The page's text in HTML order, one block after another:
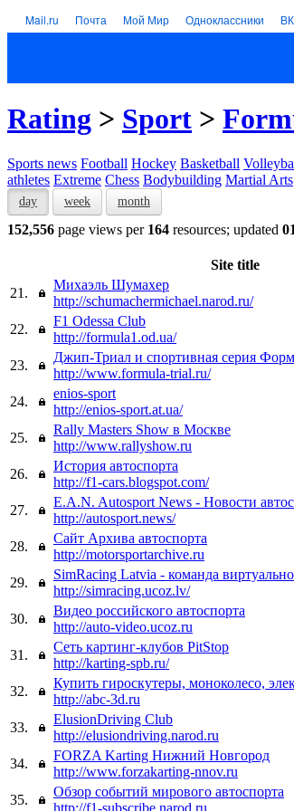
Mail.ru Почта Мой Мир Одноклассники
Rating > Sport >
Sports news Football Hockey Basketball
athletes Extreme Chess Bodybuilding Martial Arts
day week month
152,556 page views per 164 resources; updated
Site title
21.
Михаэль Шумахер
http://schumachermichael.narod.ru/
22.
F1 Odessa Club
http://formula1.od.ua/
23.
Джип-Триал и спортивная серия
http://www.formula-trial.ru/
24.
enios-sport
http://enios-sport.at.ua/
25.
Rally Masters Show в Москве
http://www.rallyshow.ru
26.
История автоспорта
http://f1-cars.blogspot.com/
27.
E.A.N. Autosport News - Новости
http://autosport.news/
28.
Сайт Архива автоспорта
http://motorsportarchive.ru
29.
SimRacing Latvia - команда
http://simracing.ucoz.lv/
30.
Видео российского автоспорта
http://auto-video.ucoz.ru
31.
Сеть картинг-клубов PitStop
http://karting-spb.ru/
32.
Купить гироскутеры, моноколесо,
http://abc-3d.ru
33.
ElusionDriving Club
http://elusiondriving.narod.ru
34.
FORZA Karting Нижний Новгород
http://www.forzakarting-nnov.ru
35.
Обзор событий мирового автоспорта
http://f1-subscribe.narod.ru